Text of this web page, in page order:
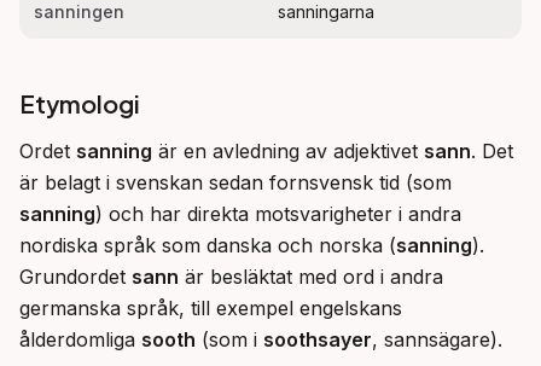
sanningen sanningarna
Etymologi
Ordet sanning är en avledning av adjektivet sann. Det
sanning) och har direkta motsvarigheter i andra
nordiska språk som danska och norska (sanning).
Grundordet sann är besläktat med ord i andra
germanska språk, till exempel engelskans
ålderdomliga sooth (som i soothsayer, sannsägare).